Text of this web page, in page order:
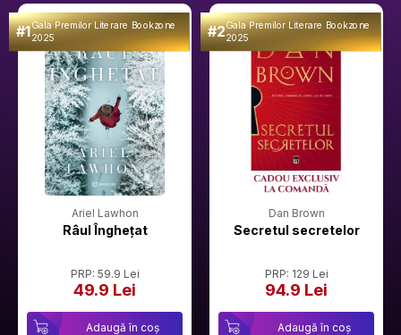
#1Gala Premilor Literare Bookzone
2025
Ariel Lawhon
Râul Înghețat
PRP: 59.9 Lei
49.9 Lei
Adaugă în coș
#2Gala Premilor Literare Bookzone
2025
Dan Brown
Secretul secretelor
PRP: 129 Lei
94.9 Lei
Adaugă în coș